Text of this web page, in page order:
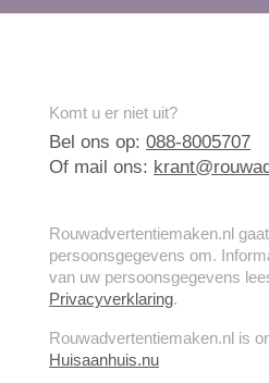
Komt u er niet uit?
Bel ons op: 088-8005707
Of mail ons:
Rouwadvertentiemaken.nl
persoonsgegevens om.
van uw persoonsgegevens
Privacyverklaring.
Rouwadvertentiemaken.nl is
Huisaanhuis.nu